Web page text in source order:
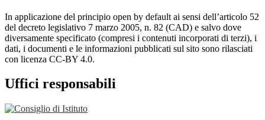
In applicazione del principio open by default ai sensi dell’articolo 52
del decreto legislativo 7 marzo 2005, n. 82 (CAD) e salvo dove
diversamente specificato (compresi i contenuti incorporati di terzi), i
dati, i documenti e le informazioni pubblicati sul sito sono rilasciati
con licenza CC-BY 4.0.
Uffici responsabili